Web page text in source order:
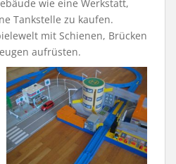
wie eine Werkstatt,
Tankstelle zu kaufen.
mit Schienen, Brücken
aufrüsten.